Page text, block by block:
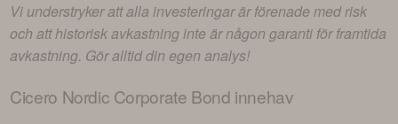
Vi understryker att alla investeringar är förenade med risk
och att historisk avkastning inte är någon garanti för framtida
avkastning. Gör alltid din egen analys!
Cicero Nordic Corporate Bond innehav